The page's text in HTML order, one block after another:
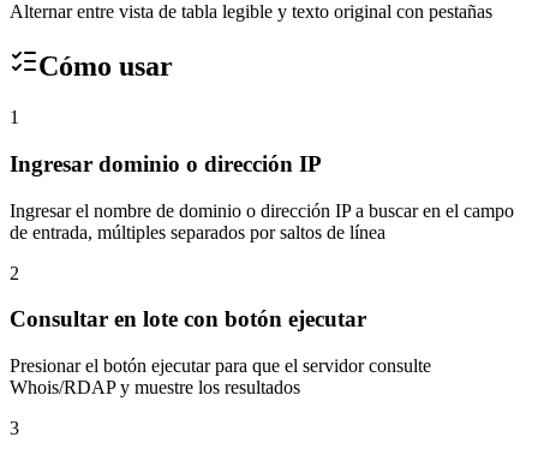
Alternar entre vista de tabla legible y texto original con pestañas
Cómo usar
1
Ingresar dominio o dirección IP
Ingresar el nombre de dominio o dirección IP a buscar en el campo
de entrada, múltiples separados por saltos de línea
2
Consultar en lote con botón ejecutar
Presionar el botón ejecutar para que el servidor consulte
Whois/RDAP y muestre los resultados
3